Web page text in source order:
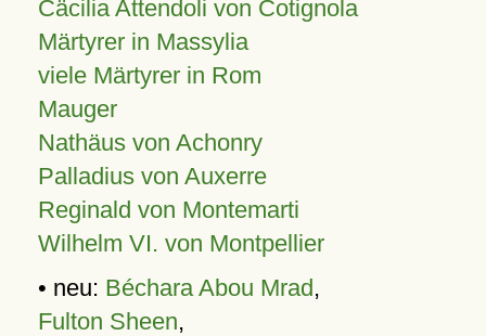
Cäcilia Attendoli von Cotignola
Märtyrer in Massylia
viele Märtyrer in Rom
Mauger
Nathäus von Achonry
Palladius von Auxerre
Reginald von Montemarti
Wilhelm VI. von Montpellier
• neu: Béchara Abou Mrad,
Fulton Sheen,